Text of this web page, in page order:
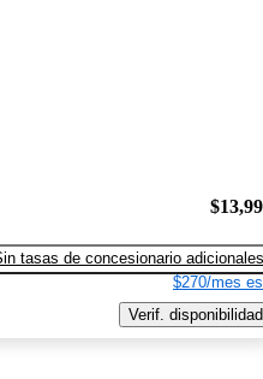
tasas de concesionario adicionales
$270/mes
Verif. disponibilidad